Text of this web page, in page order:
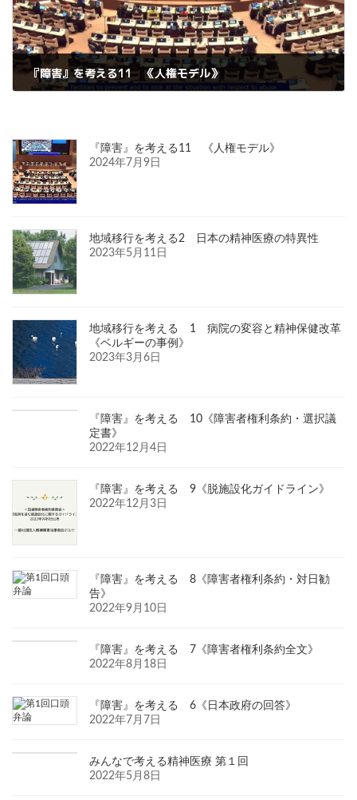
『障害』を考える11 《人権モデル》
『障害』を考える11 《人権モデル》
2024年7月9日
地域移行を考える2 日本の精神医療の特異性
2023年5月11日
地域移行を考える 1 病院の変容と精神保健改革
《ベルギーの事例》
2023年3月6日
『障害』を考える 10《障害者権利条約・選択議
定書》
2022年12月4日
『障害』を考える 9《脱施設化ガイドライン》
2022年12月3日
『障害』を考える 8《障害者権利条約・対日勧
告》
2022年9月10日
『障害』を考える 7《障害者権利条約全文》
2022年8月18日
『障害』を考える 6《日本政府の回答》
2022年7月7日
みんなで考える精神医療 第１回
2022年5月8日